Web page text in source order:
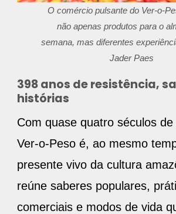
O comércio pulsante do Ver-o-
não apenas produtos para o
semana, mas diferentes
Jader Paes
398 anos de resistência,
histórias
Com quase quatro séculos
Ver-o-Peso é, ao mesmo
presente vivo da cultura
reúne saberes populares,
comerciais e modos de vida